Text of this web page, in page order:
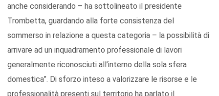
anche considerando – ha sottolineato il presidente
Trombetta, guardando alla forte consistenza del
sommerso in relazione a questa categoria – la possibilità di
arrivare ad un inquadramento professionale di lavori
generalmente riconosciuti all’interno della sola sfera
domestica”. Di sforzo inteso a valorizzare le risorse e le
professionalità presenti sul territorio ha parlato il